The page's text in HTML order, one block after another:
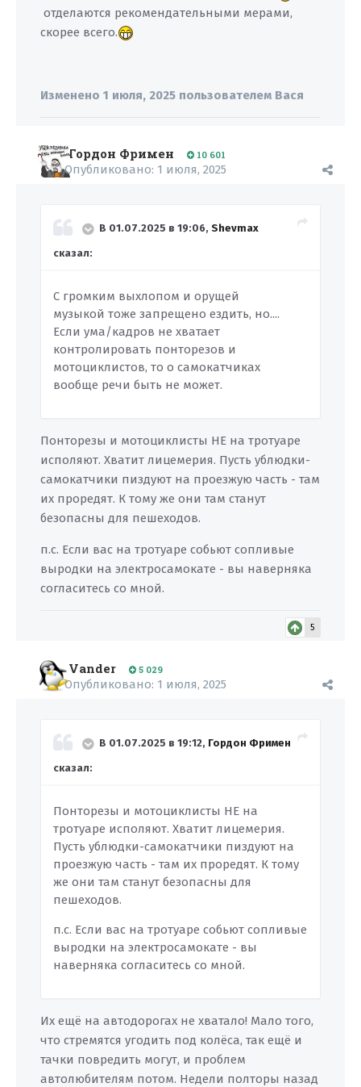
отделаются рекомендательными мерами,
скорее всего.
Изменено 1 июля, 2025 пользователем Вася
Гордон Фримен 10 601
Опубликовано: 1 июля, 2025
В 01.07.2025 в 19:06, Shevmax
сказал:
С громким выхлопом и орущей
музыкой тоже запрещено ездить, но....
Если ума/кадров не хватает
контролировать понторезов и
мотоциклистов, то о самокатчиках
вообще речи быть не может.
Понторезы и мотоциклисты НЕ на тротуаре
исполяют. Хватит лицемерия. Пусть ублюдки-
самокатчики пиздуют на проезжую часть - там
их проредят. К тому же они там станут
безопасны для пешеходов.
п.с. Если вас на тротуаре собьют сопливые
выродки на электросамокате - вы наверняка
согласитесь со мной.
5
Vander 5 029
Опубликовано: 1 июля, 2025
В 01.07.2025 в 19:12, Гордон Фримен
сказал:
Понторезы и мотоциклисты НЕ на
тротуаре исполяют. Хватит лицемерия.
Пусть ублюдки-самокатчики пиздуют на
проезжую часть - там их проредят. К тому
же они там станут безопасны для
пешеходов.
п.с. Если вас на тротуаре собьют сопливые
выродки на электросамокате - вы
наверняка согласитесь со мной.
Их ещё на автодорогах не хватало! Мало того,
что стремятся угодить под колёса, так ещё и
тачки повредить могут, и проблем
автолюбителям потом. Недели полторы назад